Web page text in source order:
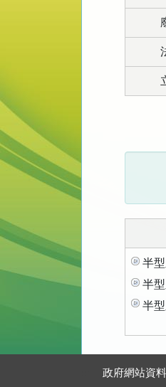
功
鈕
區
半
半
半
政府網站資